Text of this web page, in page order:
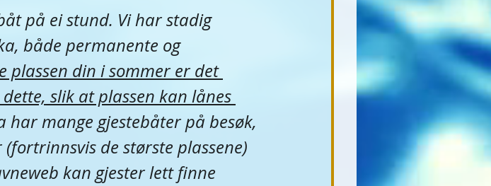
på ei stund. Vi har stadig
både permanente og
plassen din i sommer er det
slik at plassen kan lånes
har mange gjestebåter på besøk,
de største plassene)
kan gjester lett finne